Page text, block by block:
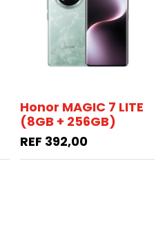
Honor MAGIC 7 LITE
(8GB + 256GB)
REF 392,00